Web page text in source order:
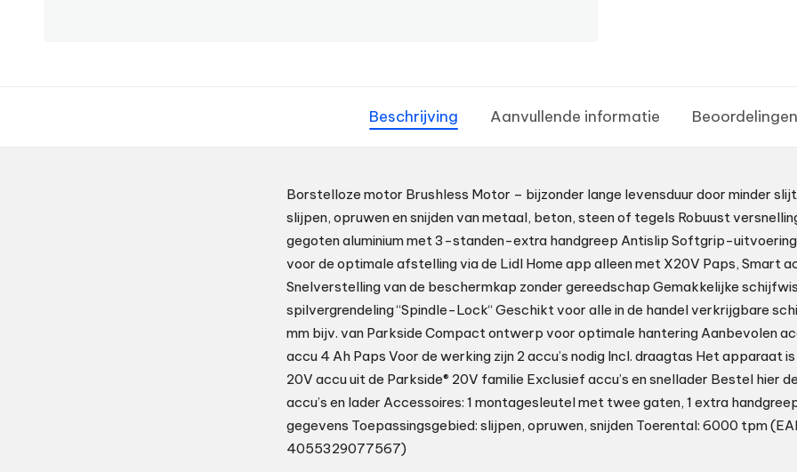
Beschrijving Aanvullende informatie
Borstelloze motor Brushless Motor – bijzonder lange levensduur door minder
slijpen, opruwen en snijden van metaal, beton, steen of tegels Robuust
gegoten aluminium met 3-standen-extra handgreep Antislip Softgrip-
voor de optimale afstelling via de Lidl Home app alleen met X20V Paps, Smart
Snelverstelling van de beschermkap zonder gereedschap Gemakkelijke
spilvergrendeling “Spindle-Lock“ Geschikt voor alle in de handel verkrijgbare
mm bijv. van Parkside Compact ontwerp voor optimale hantering Aanbevolen
accu 4 Ah Paps Voor de werking zijn 2 accu’s nodig Incl. draagtas Het apparaat
20V accu uit de Parkside® 20V familie Exclusief accu’s en snellader Bestel hier
accu’s en lader Accessoires: 1 montagesleutel met twee gaten, 1 extra
gegevens Toepassingsgebied: slijpen, opruwen, snijden Toerental: 6000 tpm
4055329077567)